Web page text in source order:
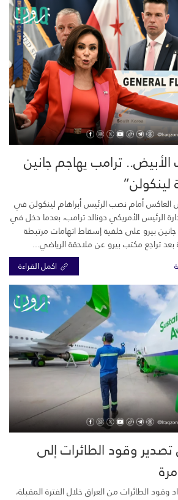
ترامب يهاجم جانين
العاكس أمام نصب الرئيس أبراهام لينكولن في
الرئيس الأمريكي دونالد ترامب، بعدما دخل في
جانين بيرو على خلفية إسقاط اتهامات مرتبطة
تراجع مكتب بيرو عن ملاحقة الرياضي...
اكمل القراءة
وقود الطائرات إلى
وقود الطائرات من العراق خلال الفترة المقبلة،